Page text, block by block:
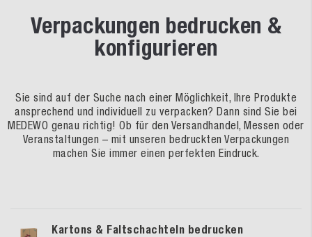
Verpackungen bedrucken &
konfigurieren
Sie sind auf der Suche nach einer Möglichkeit, Ihre Produkte
ansprechend und individuell zu verpacken? Dann sind Sie bei
MEDEWO genau richtig! Ob für den Versandhandel, Messen oder
Veranstaltungen – mit unseren bedruckten Verpackungen
machen Sie immer einen perfekten Eindruck.
Kartons & Faltschachteln bedrucken